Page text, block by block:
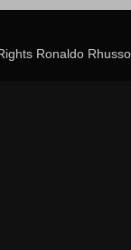
Ronaldo